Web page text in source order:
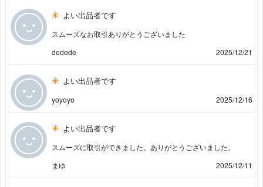
よい出品者です
スムーズなお取引ありがとうございました
dedede
2025/12/21
よい出品者です
yoyoyo 2025/12/16
よい出品者です
スムーズに取引ができました。ありがとうございました。
まゆ
2025/12/11